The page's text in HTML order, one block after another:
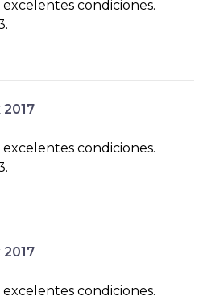
condiciones.
condiciones.
condiciones.